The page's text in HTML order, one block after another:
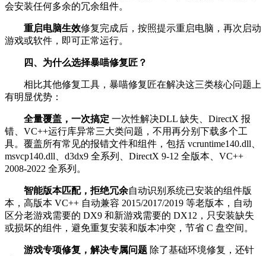
会安装任何多余的冗余组件。
重启电脑生效修复完成后，按照提示重启电脑，再次启动
游戏或软件，即可正常运行。
四、为什么选择暴喵修复匠？
相比其他修复工具，暴喵修复匠在解决这三类核心问题上
有明显优势：
全量覆盖，一次搞定 一次性解决DLL 缺失、DirectX 报
错、VC++运行库异常三大类问题，不用再分别下载多个工
具。覆盖所有常见的报错文件和组件，包括 vcruntime140.dll、
msvcp140.dll、d3dx9 全系列、DirectX 9-12 全版本、VC++
2008-2022 全系列。
智能版本匹配，拒绝冗余自动识别系统已安装的组件版
本，高版本 VC++ 自动兼容 2015/2017/2019 等老版本，自动
区分老游戏需要的 DX9 和新游戏需要的 DX12，只安装缺失
或损坏的组件，避免重复安装和版本冲突，节省 C 盘空间。
游戏专项修复，解决专属问题 除了基础环境修复，还针